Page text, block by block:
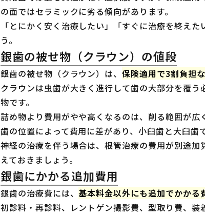
の面ではセラミックに劣る傾向があります。
「とにかく安く治療したい」「すぐに治療を終え
う。
銀歯の被せ物（クラウン）の値段
銀歯の被せ物（クラウン）は、保険適用で3割負担
クラウンは虫歯が大きく進行して歯の大部分を覆
物です。
詰め物より費用がやや高くなるのは、削る範囲が広
歯の位置によって費用に差があり、小臼歯と大臼歯
神経の治療を伴う場合は、根管治療の費用が別途
えておきましょう。
銀歯にかかる追加費用
銀歯の治療費には、基本料金以外にも追加でかかる
初診料・再診料、レントゲン撮影費、型取り費、